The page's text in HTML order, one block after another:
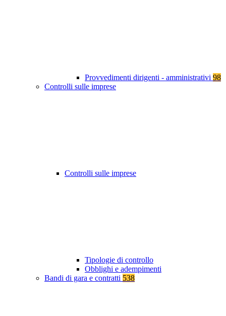
Provvedimenti dirigenti - amministrativi 98
Controlli sulle imprese
Controlli sulle imprese
Tipologie di controllo
Obblighi e adempimenti
Bandi di gara e contratti 538